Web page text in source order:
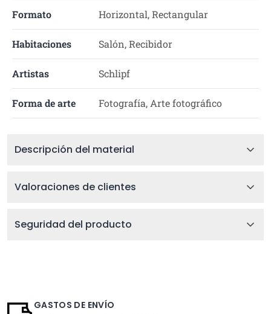
Formato Horizontal, Rectangular
Habitaciones Salón, Recibidor
Artistas Schlipf
Forma de arte Fotografía, Arte fotográfico
Descripción del material
Valoraciones de clientes
Seguridad del producto
GASTOS DE ENVÍO